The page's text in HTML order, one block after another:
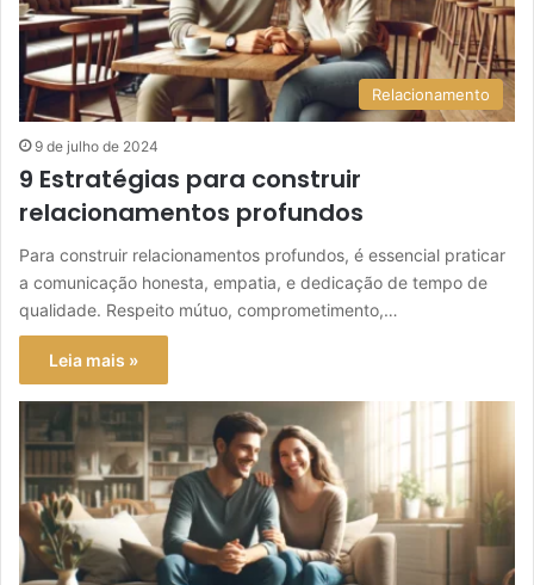
Relacionamento
9 de julho de 2024
9 Estratégias para construir
relacionamentos profundos
Para construir relacionamentos profundos, é essencial praticar
a comunicação honesta, empatia, e dedicação de tempo de
qualidade. Respeito mútuo, comprometimento,…
Leia mais »